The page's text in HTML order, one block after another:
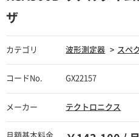
ザ
カテゴリ 波形測定器 スペ
コードNo. GX22157
メーカー テクトロニクス